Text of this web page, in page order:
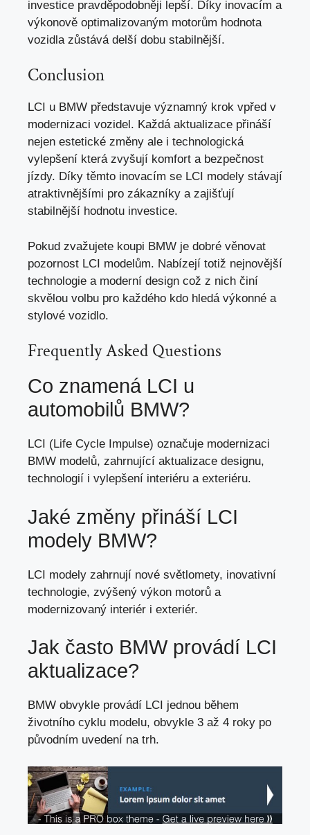
investice pravděpodobněji lepší. Díky inovacím a
výkonově optimalizovaným motorům hodnota
vozidla zůstává delší dobu stabilnější.
Conclusion
LCI u BMW představuje významný krok vpřed v
modernizaci vozidel. Každá aktualizace přináší
nejen estetické změny ale i technologická
vylepšení která zvyšují komfort a bezpečnost
jízdy. Díky těmto inovacím se LCI modely stávají
atraktivnějšími pro zákazníky a zajišťují
stabilnější hodnotu investice.
Pokud zvažujete koupi BMW je dobré věnovat
pozornost LCI modelům. Nabízejí totiž nejnovější
technologie a moderní design což z nich činí
skvělou volbu pro každého kdo hledá výkonné a
stylové vozidlo.
Frequently Asked Questions
Co znamená LCI u
automobilů BMW?
LCI (Life Cycle Impulse) označuje modernizaci
BMW modelů, zahrnující aktualizace designu,
technologií i vylepšení interiéru a exteriéru.
Jaké změny přináší LCI
modely BMW?
LCI modely zahrnují nové světlomety, inovativní
technologie, zvýšený výkon motorů a
modernizovaný interiér i exteriér.
Jak často BMW provádí LCI
aktualizace?
BMW obvykle provádí LCI jednou během
životního cyklu modelu, obvykle 3 až 4 roky po
původním uvedení na trh.